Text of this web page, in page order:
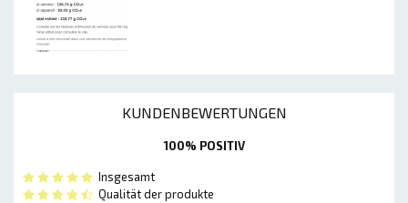
KUNDENBEWERTUNGEN
100% POSITIV
Insgesamt
Qualität der produkte